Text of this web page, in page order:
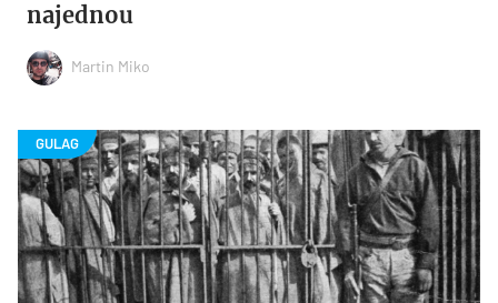
najednou
Martin Miko